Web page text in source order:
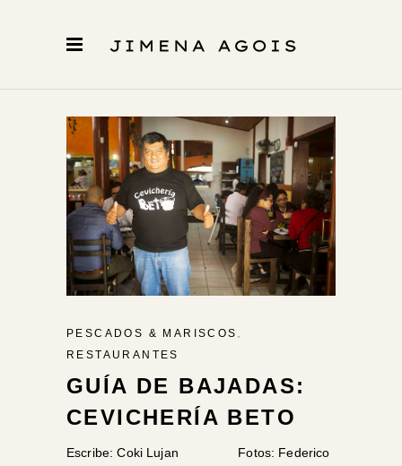
PESCADOS & MARISCOS ,
RESTAURANTES
GUÍA DE BAJADAS:
CEVICHERÍA BETO
Escribe: Coki Lujan Fotos: Federico